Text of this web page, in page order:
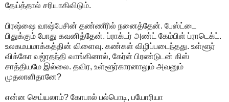
தேய்த்தால் சரியாகிவிடும்.
பிரஷ்ஷை வாஷ்பேசின் தண்ணீரில் நனைத்தேன். பேஸ்ட்டை
பிதுக்கும் போது கவனித்தேன். ப்ராக்டர் அண்ட் கேம்பிள் ப்ராடெக்ட்.
உலகமயமாக்கத்தின் விளைவு. கண்கள் விழிப்படைந்தது. உள்ளூர்
விக்கோ வஜ்ரதந்தி வாங்கினால், கேர்ள் பிரண்டுடன் கிஸ்
சாத்தியமே இல்லை. தவிர, உள்ளூர்காரனாலும் அவனும்
முதலாளிதானே?
என்ன செய்யலாம்? கோபால் பல்பொடி, பயோரியா